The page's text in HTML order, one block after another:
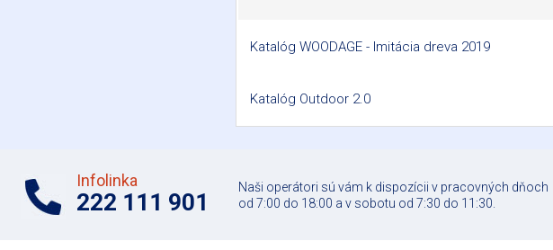
Katalóg WOODAGE - Imitácia dreva 2019
Katalóg Outdoor 2.0
Infolinka
222 111 901
Naši operátori sú vám k dispozícii v pracovných dňoch
od 7:00 do 18:00 a v sobotu od 7:30 do 11:30.